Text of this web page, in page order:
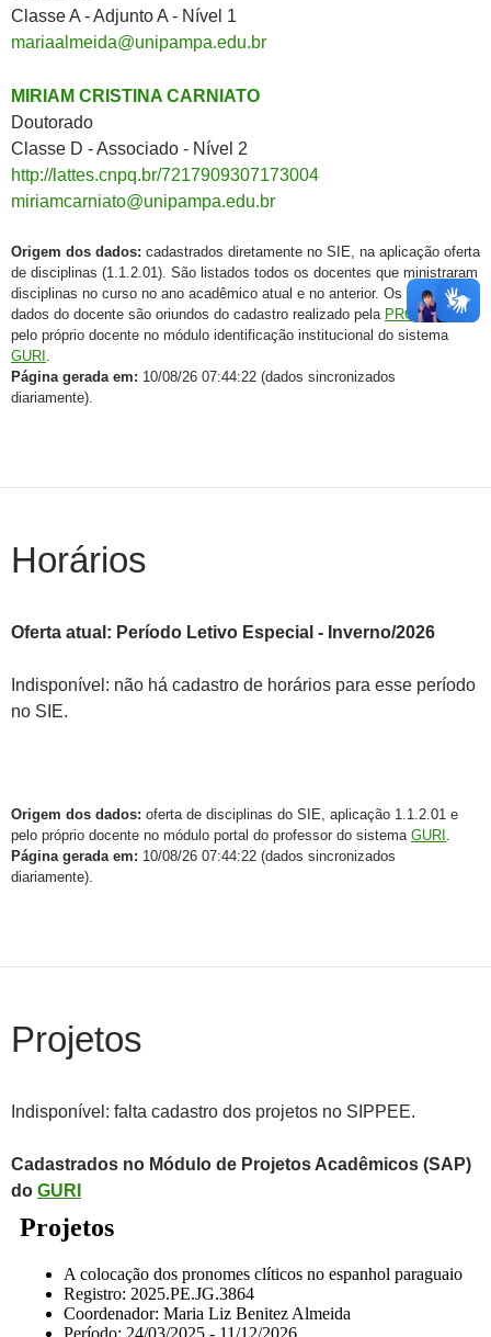
Classe A - Adjunto A - Nível 1
mariaalmeida@unipampa.edu.br
MIRIAM CRISTINA CARNIATO
Doutorado
Classe D - Associado - Nível 2
http://lattes.cnpq.br/7217909307173004
miriamcarniato@unipampa.edu.br
Origem dos dados: cadastrados diretamente no SIE, na aplicação oferta
de disciplinas (1.1.2.01). São listados todos os docentes que ministraram
disciplinas no curso no ano acadêmico atual e no anterior. Os demais
dados do docente são oriundos do cadastro realizado pela PROGEPEe
pelo próprio docente no módulo identificação institucional do sistema
GURI
Página gerada em: 10/08/26 07:44:22 (dados sincronizados
diariamente).
Horários
Oferta atual: Período Letivo Especial - Inverno/2026
Indisponível: não há cadastro de horários para esse período
no SIE.
Origem dos dados: oferta de disciplinas do SIE, aplicação 1.1.2.01 e
pelo próprio docente no módulo portal do professor do sistema GURI
Página gerada em: 10/08/26 07:44:22 (dados sincronizados
diariamente).
Projetos
Indisponível: falta cadastro dos projetos no SIPPEE.
Cadastrados no Módulo de Projetos Acadêmicos (SAP)
do GURI